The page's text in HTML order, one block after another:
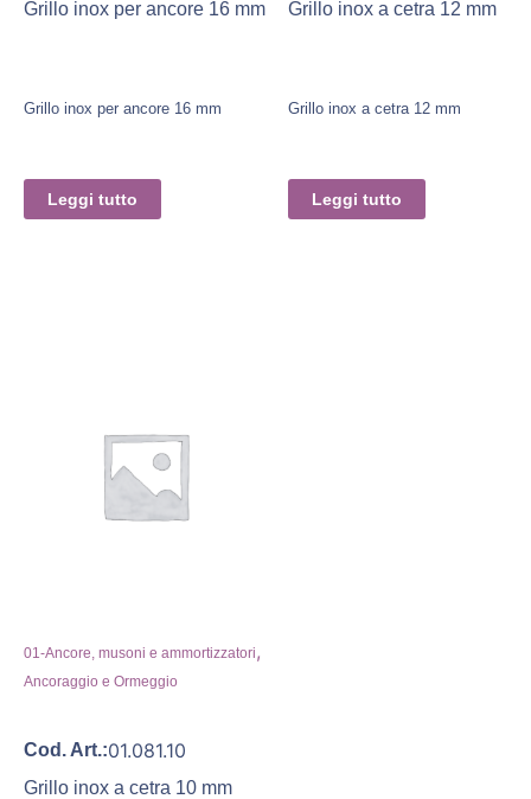
Grillo inox per ancore 16 mm
Grillo inox per ancore 16 mm
Leggi tutto
Grillo inox a cetra 12 mm
Grillo inox a cetra 12 mm
Leggi tutto
01-Ancore, musoni e ammortizzatori,
Ancoraggio e Ormeggio
Cod. Art.:01.081.10
Grillo inox a cetra 10 mm